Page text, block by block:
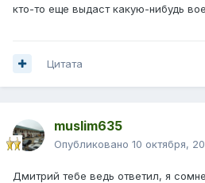
кто-то еще выдаст какую-нибудь
Цитата
muslim635
Опубликовано 10 октября,
Дмитрий тебе ведь ответил, я